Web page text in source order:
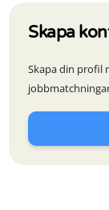
Skapa
Skapa din profil